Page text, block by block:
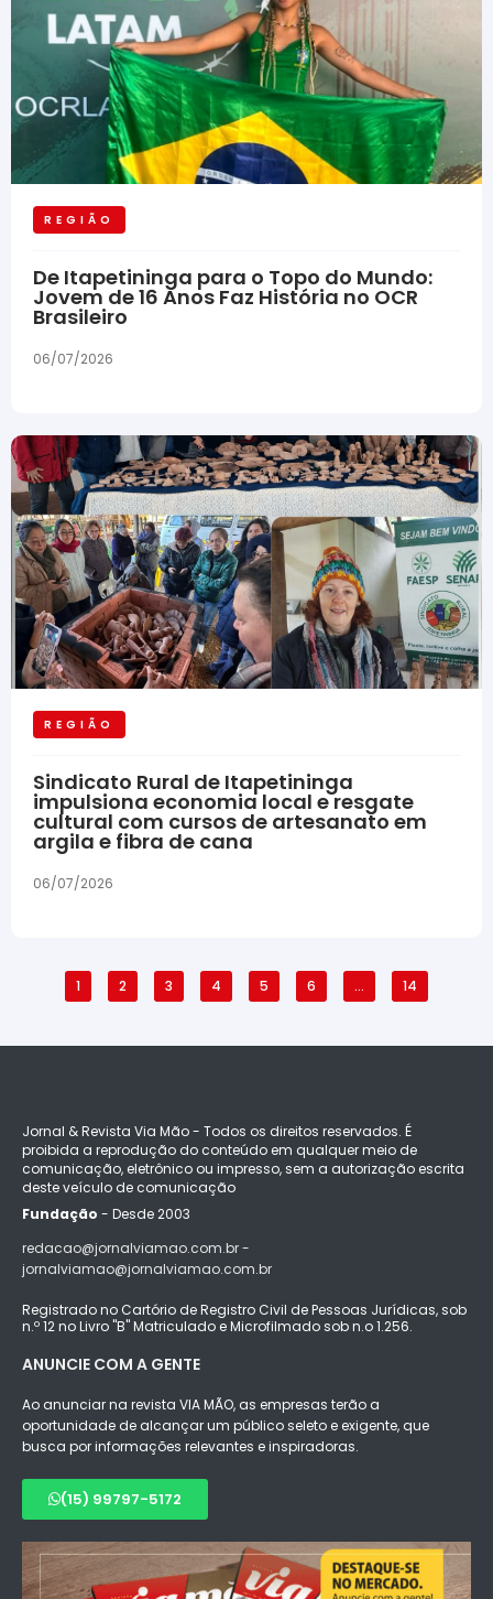
REGIÃO
De Itapetininga para o Topo do Mundo:
Jovem de 16 Anos Faz História no OCR
Brasileiro
06/07/2026
REGIÃO
Sindicato Rural de Itapetininga
impulsiona economia local e resgate
cultural com cursos de artesanato em
argila e fibra de cana
06/07/2026
1 2 3 4 5 6 … 14
Jornal & Revista Via Mão - Todos os direitos reservados. É
proibida a reprodução do conteúdo em qualquer meio de
comunicação, eletrônico ou impresso, sem a autorização escrita
deste veículo de comunicação
Fundação - Desde 2003
redacao@jornalviamao.com.br -
jornalviamao@jornalviamao.com.br
Registrado no Cartório de Registro Civil de Pessoas Jurídicas, sob
n.º 12 no Livro "B" Matriculado e Microfilmado sob n.o 1.256.
ANUNCIE COM A GENTE
Ao anunciar na revista VIA MÃO, as empresas terão a
oportunidade de alcançar um público seleto e exigente, que
busca por informações relevantes e inspiradoras.
(15) 99797-5172